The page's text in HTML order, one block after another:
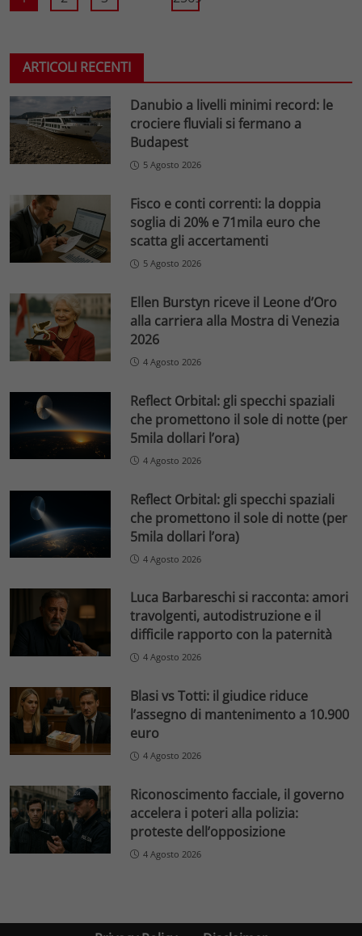
ARTICOLI RECENTI
Danubio a livelli minimi record: le
crociere fluviali si fermano a
Budapest
5 Agosto 2026
Fisco e conti correnti: la doppia
soglia di 20% e 71mila euro che
scatta gli accertamenti
5 Agosto 2026
Ellen Burstyn riceve il Leone d’Oro
alla carriera alla Mostra di Venezia
2026
4 Agosto 2026
Reflect Orbital: gli specchi spaziali
che promettono il sole di notte (per
5mila dollari l’ora)
4 Agosto 2026
Reflect Orbital: gli specchi spaziali
che promettono il sole di notte (per
5mila dollari l’ora)
4 Agosto 2026
Luca Barbareschi si racconta: amori
travolgenti, autodistruzione e il
difficile rapporto con la paternità
4 Agosto 2026
Blasi vs Totti: il giudice riduce
l’assegno di mantenimento a 10.900
euro
4 Agosto 2026
Riconoscimento facciale, il governo
accelera i poteri alla polizia:
proteste dell’opposizione
4 Agosto 2026